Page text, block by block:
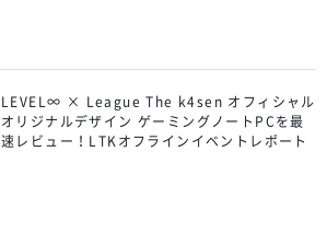
LEVEL∞ × League The k4sen オフィシャル
オリジナルデザイン ゲーミングノートPCを最
速レビュー！LTKオフラインイベントレポート